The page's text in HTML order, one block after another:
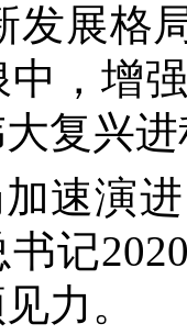
发展格
，增
复兴
速演
书记
力。